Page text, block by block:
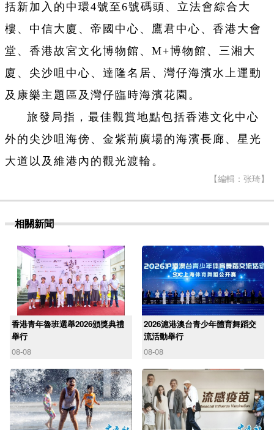
括新加入的中環4號至6號碼頭、立法會綜合大
樓、中信大廈、帝國中心、鷹君中心、香港大會
堂、香港故宮文化博物館、M+博物館、三湘大
廈、尖沙咀中心、達隆名居、灣仔海濱水上運動
及康樂主題區及灣仔臨時海濱花園。
旅發局指，最佳觀賞地點包括香港文化中心
外的尖沙咀海傍、金紫荊廣場的海濱長廊、星光
大道以及維港內的觀光渡輪。
【編輯：张琦】
相關新聞
香港青年魯班選舉2026頒獎典禮
舉行
08-08
2026滬港澳台青少年體育舞蹈交
流活動舉行
08-08